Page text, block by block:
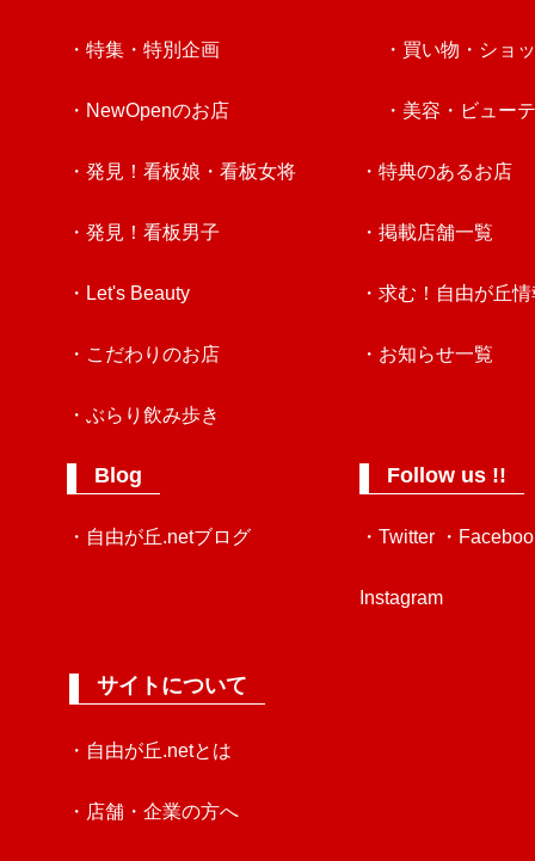
・特集・特別企画
・NewOpenのお店
・発見！看板娘・看板女将
・発見！看板男子
・Let's Beauty
・こだわりのお店
・ぶらり飲み歩き
Blog
・自由が丘.netブログ
・買い物・ショ
・美容・ビュー
・特典のあるお店
・掲載店舗一覧
・求む！自由が丘
・お知らせ一覧
Follow us !!
・Twitter ・
Instagram
サイトについて
・自由が丘.netとは
・店舗・企業の方へ